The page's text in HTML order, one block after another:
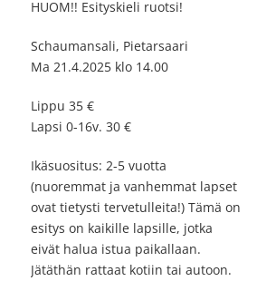
HUOM!! Esityskieli ruotsi!
Schaumansali, Pietarsaari
Ma 21.4.2025 klo 14.00
Lippu 35 €
Lapsi 0-16v. 30 €
Ikäsuositus: 2-5 vuotta
(nuoremmat ja vanhemmat lapset
ovat tietysti tervetulleita!) Tämä on
esitys on kaikille lapsille, jotka
eivät halua istua paikallaan.
Jätäthän rattaat kotiin tai autoon.